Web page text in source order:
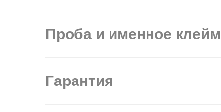
Проба и именное
Гарантия